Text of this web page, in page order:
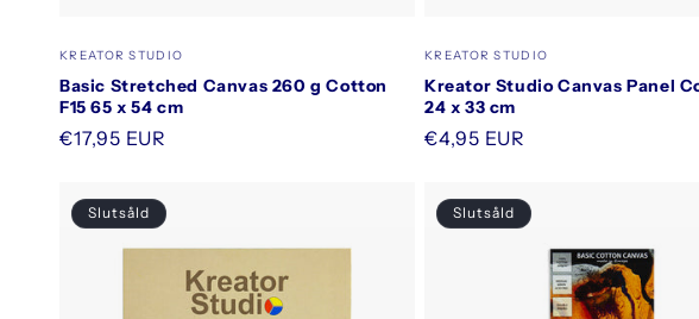
Säljare:
KREATOR STUDIO
Basic Stretched Canvas 260 g Cotton
F15 65 x 54 cm
Ordinarie
€17,95 EUR
Säljare:
KREATOR STUDIO
Kreator Studio Canvas Panel
24 x 33 cm
Ordinarie
€4,95 EUR
Slutsåld Slutsåld